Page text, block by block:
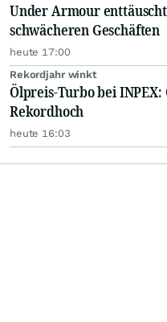
Under Armour
schwächeren Geschäften
heute 17:00
Rekordjahr winkt
Ölpreis-Turbo bei
Rekordhoch
heute 16:03